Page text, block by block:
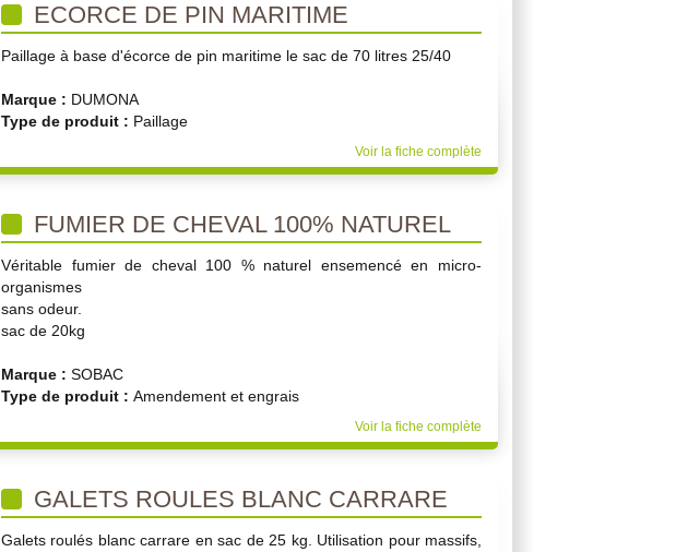
ECORCE DE PIN MARITIME
Paillage à base d'écorce de pin maritime le sac de 70 litres 25/40
Marque : DUMONA
Type de produit : Paillage
Voir la fiche complète
FUMIER DE CHEVAL 100% NATUREL
Véritable fumier de cheval 100 % naturel ensemencé en micro-
organismes
sans odeur.
sac de 20kg
Marque : SOBAC
Type de produit : Amendement et engrais
Voir la fiche complète
GALETS ROULES BLANC CARRARE
Galets roulés blanc carrare en sac de 25 kg. Utilisation pour massifs,